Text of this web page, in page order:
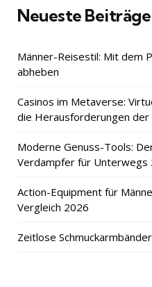
Neueste Beiträge
Männer-Reisestil: Mit dem
abheben
Casinos im Metaverse:
die Herausforderungen der
Moderne Genuss-Tools:
Verdampfer für Unterwegs
Action-Equipment für
Vergleich 2026
Zeitlose